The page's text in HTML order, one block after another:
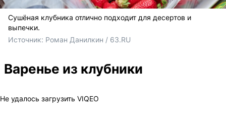
Сушёная клубника отлично подходит для десертов и
выпечки.
Источник: Роман Данилкин / 63.RU
Варенье из клубники
Не удалось загрузить VIQEO